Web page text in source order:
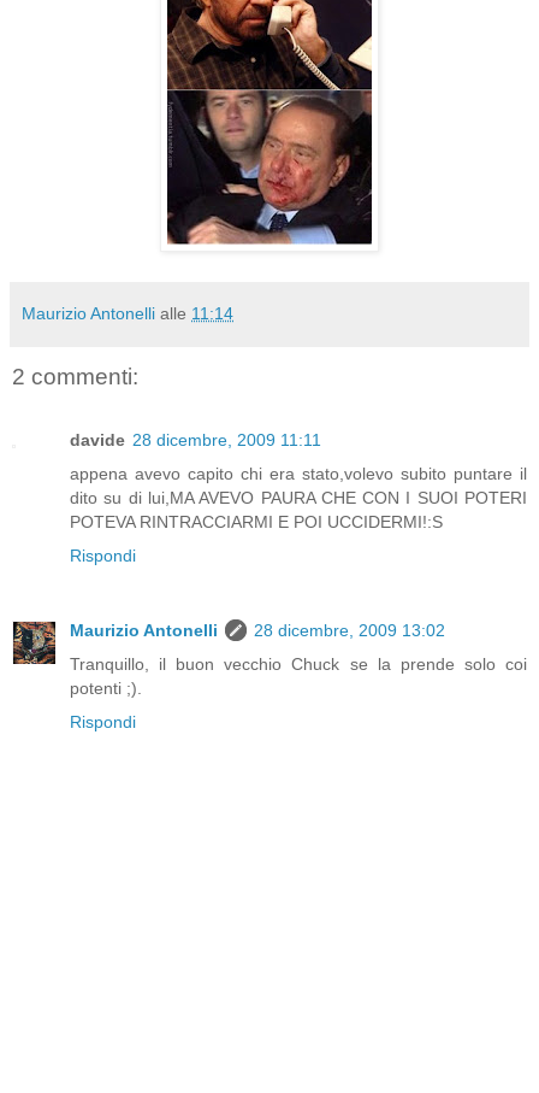
Maurizio Antonelli alle 11:14
2 commenti:
davide 28 dicembre, 2009 11:11
appena avevo capito chi era stato,volevo subito puntare il
dito su di lui,MA AVEVO PAURA CHE CON I SUOI POTERI
POTEVA RINTRACCIARMI E POI UCCIDERMI!:S
Rispondi
Maurizio Antonelli
28 dicembre, 2009 13:02
Tranquillo, il buon vecchio Chuck se la prende solo coi
potenti ;).
Rispondi